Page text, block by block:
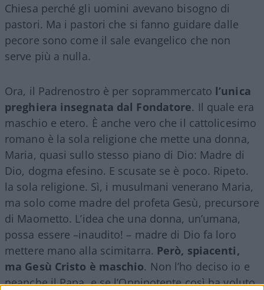
Chiesa perché gli uomini avevano bisogno di
pastori. Ma i pastori che si fanno guidare dalle
pecore sono come il sale evangelico che non
serve più a nulla.
Ora, il Padrenostro è per soprammercato l’unica
preghiera insegnata dal Fondatore. Il quale era
maschio e etero. È anche vero che il cattolicesimo
romano è la sola religione che mette una donna,
Maria, quasi sullo stesso piano di Dio: Madre di
Dio, dogma efesino. E scusate se è poco. Ripeto.
la sola religione. Sì, i musulmani venerano Maria,
ma solo come madre del profeta Gesù, precursore
di Maometto. L’idea che una donna, un’umana,
possa essere –inaudito! – madre di Dio fa loro
mettere mano alla scimitarra. Però, spiacenti,
ma Gesù Cristo è maschio. Non l’ho deciso io e
neanche il Papa, e se l’Onnipotente così ha voluto